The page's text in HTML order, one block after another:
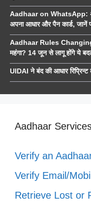
Aadhaar on WhatsApp: अब
अपना आधार और पैन कार्ड, जानें
Aadhaar Rules Changing:
महंगा? 14 जून से लागू होंगे ये
UIDAI ने बंद की आधार
Aadhaar
Verify an
Verify Email/
Retrieve Lost or